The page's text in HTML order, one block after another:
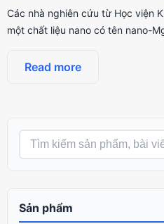
Các nhà nghiên cứu từ Học viện
một chất liệu nano có tên nano-
Read more
Sản phẩm